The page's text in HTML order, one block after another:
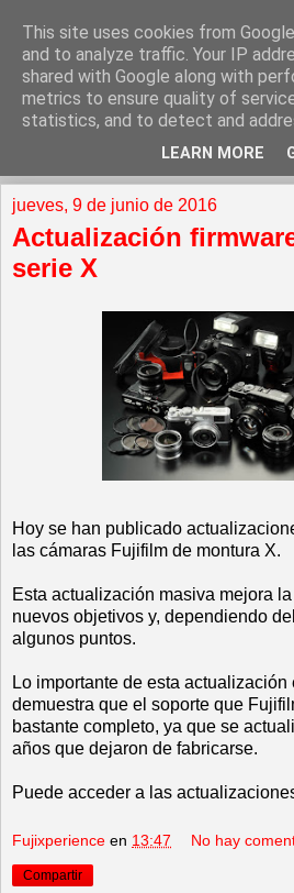
jueves, 9 de junio de 2016
Actualización
serie X
Hoy se han publicado
las cámaras Fujifilm de montura X.
Esta actualización masiva mejora
nuevos objetivos y, dependiendo
algunos puntos.
Lo importante de esta
demuestra que el soporte que
bastante completo, ya que se
años que dejaron de fabricarse.
Puede acceder a las
Fujixperience en 13:47 No hay
Compartir
This site uses cookies from
and to analyze traffic. Your IP
shared with Google along with
metrics to ensure quality of
statistics, and to detect and
LEARN MORE